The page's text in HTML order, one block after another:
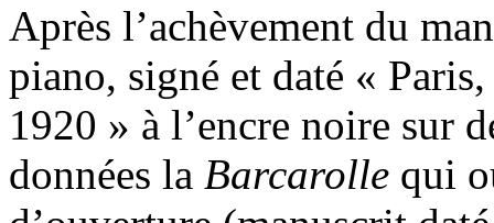
Après l’achèvement du
piano, signé et daté «
1920 » à l’encre noire sur
données la Barcarolle qui